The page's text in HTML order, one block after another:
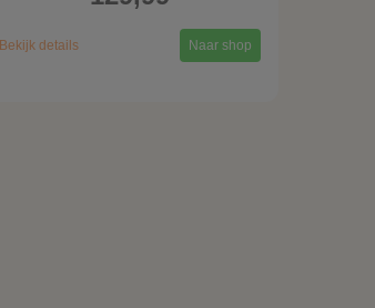
Bekijk details Naar shop